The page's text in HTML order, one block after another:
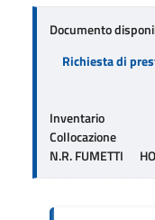
Documento
Richiesta di
Inventario
Collocazione
N.R. FUMETTI